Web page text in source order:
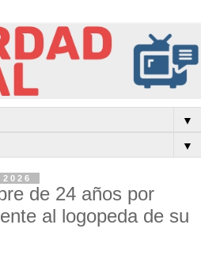
▼
▼
de 24 años por
al logopeda de su